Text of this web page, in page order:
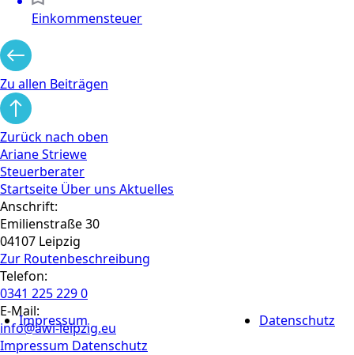
Impressum Datenschutz
Einkommensteuer
Zu allen Beiträgen
Zurück nach oben
Ariane Striewe
Steuerberater
Startseite Über uns Aktuelles
Anschrift:
Emilienstraße 30
04107 Leipzig
Zur Routen­beschreibung
Telefon:
0341 225 229 0
E-Mail:
info@awi-leipzig.eu
Impressum Datenschutz